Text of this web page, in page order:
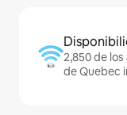
2,850 de
de Quebec